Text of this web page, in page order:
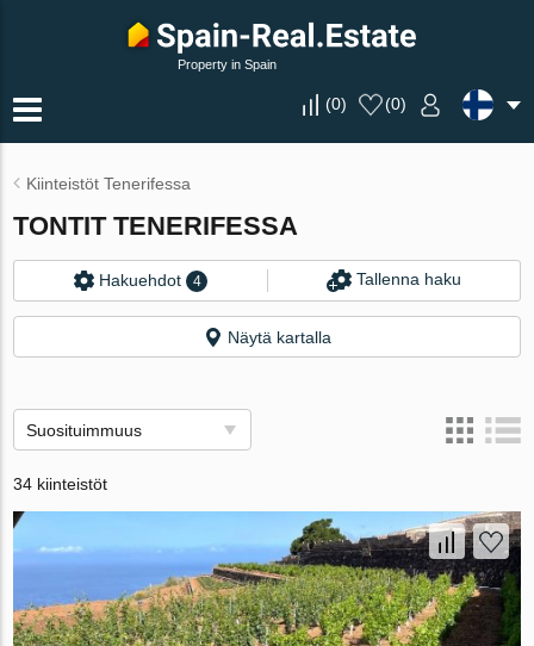
Property in Spain
(0) (0)
Kiinteistöt Tenerifessa
TONTIT TENERIFESSA
Hakuehdot 4 Tallenna haku
Näytä kartalla
Suosituimmuus
34 kiinteistöt